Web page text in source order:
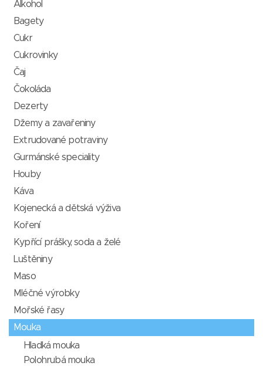
Alkohol
Bagety
Cukr
Cukrovinky
Čaj
Čokoláda
Dezerty
Džemy a zavařeniny
Extrudované potraviny
Gurmánské speciality
Houby
Káva
Kojenecká a dětská výživa
Koření
Kypřící prášky, soda a želé
Luštěniny
Maso
Mléčné výrobky
Mořské řasy
Mouka
Hladká mouka
Polohrubá mouka